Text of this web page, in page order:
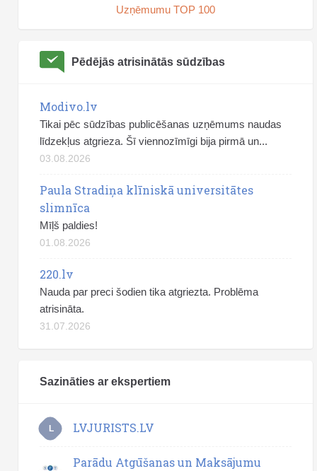
Uzņēmumu TOP 100
Pēdējās atrisinātās sūdzības
Modivo.lv
Tikai pēc sūdzības publicēšanas uzņēmums naudas
līdzekļus atgrieza. Šī viennozīmīgi bija pirmā un...
03.08.2026
Paula Stradiņa klīniskā universitātes
slimnīca
Mīļš paldies!
01.08.2026
220.lv
Nauda par preci šodien tika atgriezta. Problēma
atrisināta.
31.07.2026
Sazināties ar ekspertiem
L LVJURISTS.LV
Parādu Atgūšanas un Maksājumu